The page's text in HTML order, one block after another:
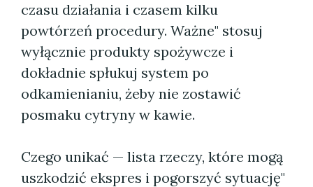
czasu działania i czasem kilku
powtórzeń procedury. Ważne" stosuj
wyłącznie produkty spożywcze i
dokładnie spłukuj system po
odkamienianiu, żeby nie zostawić
posmaku cytryny w kawie.
Czego unikać — lista rzeczy, które mogą
uszkodzić ekspres i pogorszyć sytuację"